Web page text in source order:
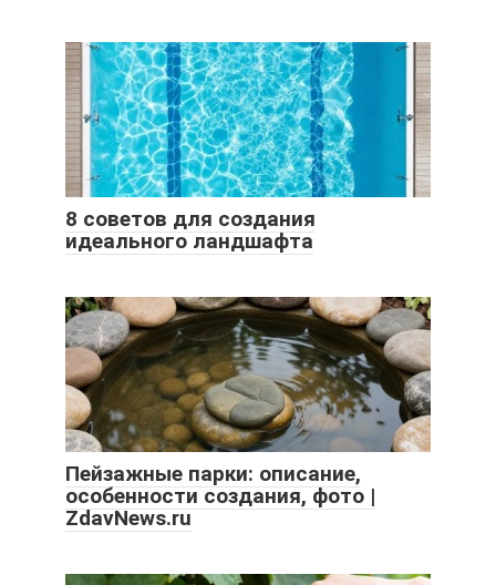
8 советов для создания
идеального ландшафта
Пейзажные парки: описание,
особенности создания, фото |
ZdavNews.ru